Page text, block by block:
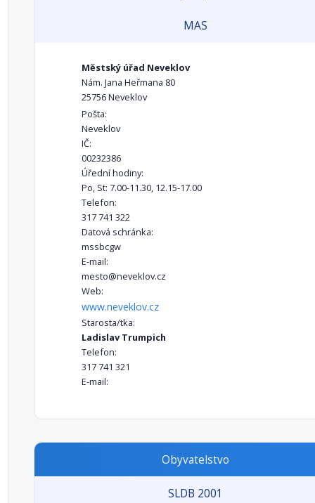
MAS
Městský úřad Neveklov
Nám. Jana Heřmana 80
25756 Neveklov
Pošta:
Neveklov
IČ:
00232386
Úřední hodiny:
Po, St: 7.00-11.30, 12.15-17.00
Telefon:
317 741 322
Datová schránka:
mssbcgw
E-mail:
mesto@neveklov.cz
Web:
www.neveklov.cz
Starosta/tka:
Ladislav Trumpich
Telefon:
317 741 321
E-mail:
Obyvatelstvo
SLDB 2001